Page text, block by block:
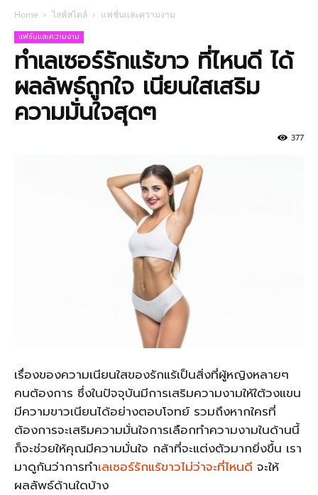
Home ไลฟ์สไตล์ แฟชั่นและความงาม
แฟชั่นและความงาม
ทำเลเซอร์รักแร้ขาว ที่ไหนดี ได้
ผลลัพธ์ถูกใจ เนียนใสเสริม
ความมั่นใจสุดๆ
377
เรื่องของความเนียนใสของรักแร้เป็นสิ่งที่ผู้หญิงหลายๆ
คนต้องการ ซึ่งในปัจจุบันมีการเสริมความงามให้ใต้วงแขน
มีความขาวเนียนได้อย่างตอบโจทย์ รวมถึงหากใครที่
ต้องการจะเสริมความมั่นใจการเลือกทำความงามในด้านนี้
ก็จะช่วยให้คุณมีความมั่นใจ กล้าที่จะแต่งตัวมากยิ่งขึ้น เรา
มาดูกันว่าการทำเลเซอร์รักแร้ขาวไม่ว่าจะที่ไหนดี จะให้
ผลลัพธ์ด้านใดบ้าง